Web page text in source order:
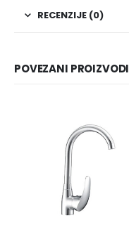
RECENZIJE (0)
POVEZANI PROIZVODI